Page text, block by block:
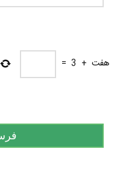
هفت +
3
=